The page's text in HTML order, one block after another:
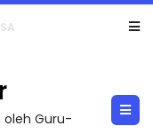
#...
oleh Guru-